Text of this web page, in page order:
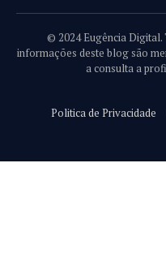
© 2024 Eugência Digital.
informações deste blog são
a consulta a
Politica de Privacidade